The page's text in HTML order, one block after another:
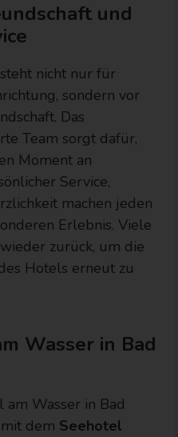
und
steht nicht nur für
sondern vor
Das
Team sorgt dafür,
Moment an
Service,
machen jeden
Erlebnis. Viele
zurück, um die
Hotels erneut zu
Wasser in Bad
Wasser in Bad
dem Seehotel